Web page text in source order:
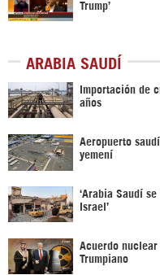
Trump’
ARABIA SAUDÍ
Importación de
años
Aeropuerto
yemení
‘Arabia Saudí
Israel’
Acuerdo nuclear
Trumpiano